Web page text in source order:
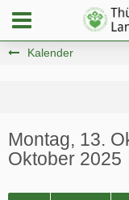
Kalender
Montag, 13.
Oktober 2025